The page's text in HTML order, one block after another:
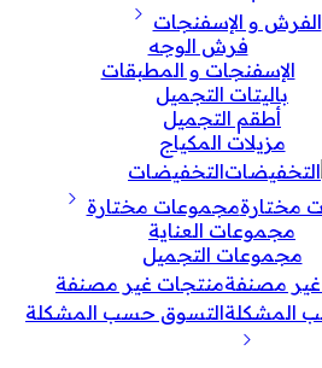
الفرش و الإسفنجات
فرش الوجه
الإسفنجات و المطبقات
باليتات التجميل
أطقم التجميل
مزيلات المكياج
التخفيضات
مجموعات مختارة
مجموعات العناية
مجموعات التجميل
منتجات غير مصنفة
التسوق حسب المشكلة